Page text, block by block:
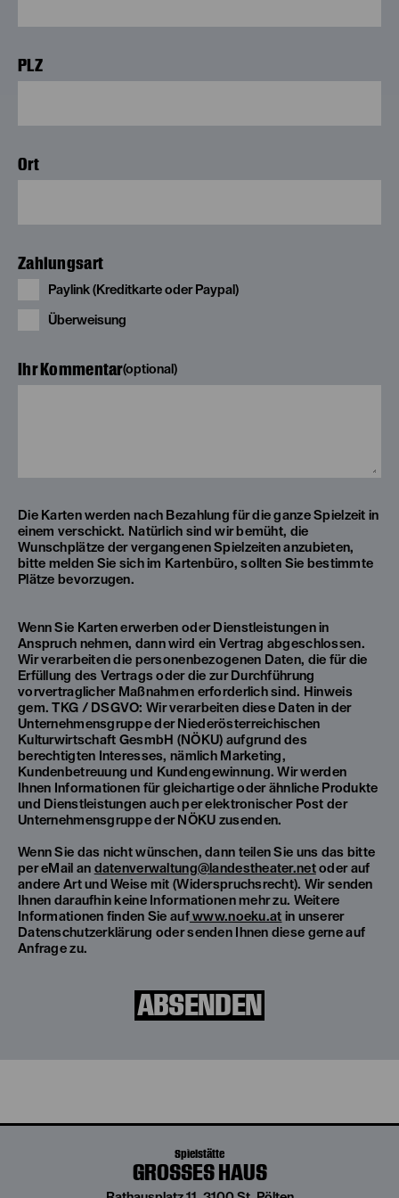
PLZ
Ort
Zahlungsart
Paylink (Kreditkarte oder Paypal)
Überweisung
Ihr Kommentar(optional)
Die Karten werden nach Bezahlung für die ganze Spielzeit in
einem verschickt. Natürlich sind wir bemüht, die
Wunschplätze der vergangenen Spielzeiten anzubieten,
bitte melden Sie sich im Kartenbüro, sollten Sie bestimmte
Plätze bevorzugen.
Wenn Sie Karten erwerben oder Dienstleistungen in
Anspruch nehmen, dann wird ein Vertrag abgeschlossen.
Wir verarbeiten die personenbezogenen Daten, die für die
Erfüllung des Vertrags oder die zur Durchführung
vorvertraglicher Maßnahmen erforderlich sind. Hinweis
gem. TKG / DSGVO: Wir verarbeiten diese Daten in der
Unternehmensgruppe der Niederösterreichischen
Kulturwirtschaft GesmbH (NÖKU) aufgrund des
berechtigten Interesses, nämlich Marketing,
Kundenbetreuung und Kundengewinnung. Wir werden
Ihnen Informationen für gleichartige oder ähnliche Produkte
und Dienstleistungen auch per elektronischer Post der
Unternehmensgruppe der NÖKU zusenden.
Wenn Sie das nicht wünschen, dann teilen Sie uns das bitte
per eMail an datenverwaltung@landestheater.netoder auf
andere Art und Weise mit (Widerspruchsrecht). Wir senden
Ihnen daraufhin keine Informationen mehr zu. Weitere
Informationen finden Sie aufwww.noeku.at in unserer
Datenschutzerklärung oder senden Ihnen diese gerne auf
Anfrage zu.
ABSENDEN
Spielstätte
GROSSES HAUS